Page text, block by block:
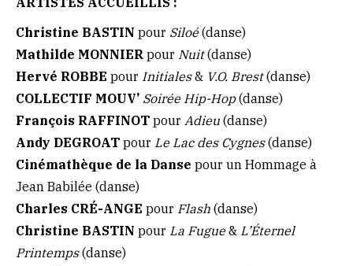
Christine BASTIN pour Siloé(danse)
Mathilde MONNIER pour Nuit(danse)
Hervé ROBBE pour Initiales& V.O. Brest(danse)
COLLECTIF MOUV’ Soirée Hip-Hop(danse)
François RAFFINOT pour Adieu (danse)
Andy DEGROAT pour Le Lac des Cygnes(danse)
Cinémathèque de la Danse pour un Hommage à
Jean Babilée (danse)
Charles CRÉ-ANGE pour Flash (danse)
Christine BASTIN pour La Fugue& L’Éternel
Printemps(danse)